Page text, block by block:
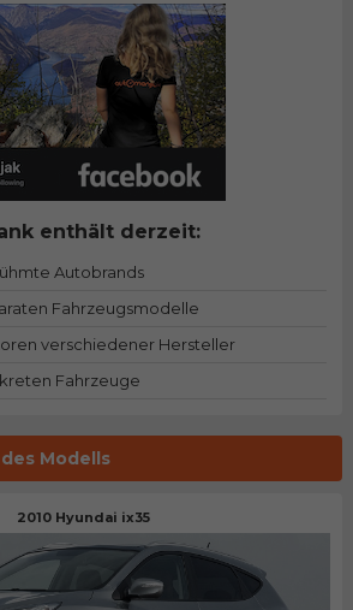
Modells
2010 Hyundai ix35
enthält derzeit:
Autobrands
Fahrzeugsmodelle
verschiedener Hersteller
Fahrzeuge